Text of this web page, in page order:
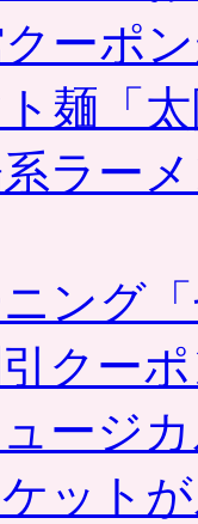
ーポ
麺「
ラー
ング
クー
ージ
ット